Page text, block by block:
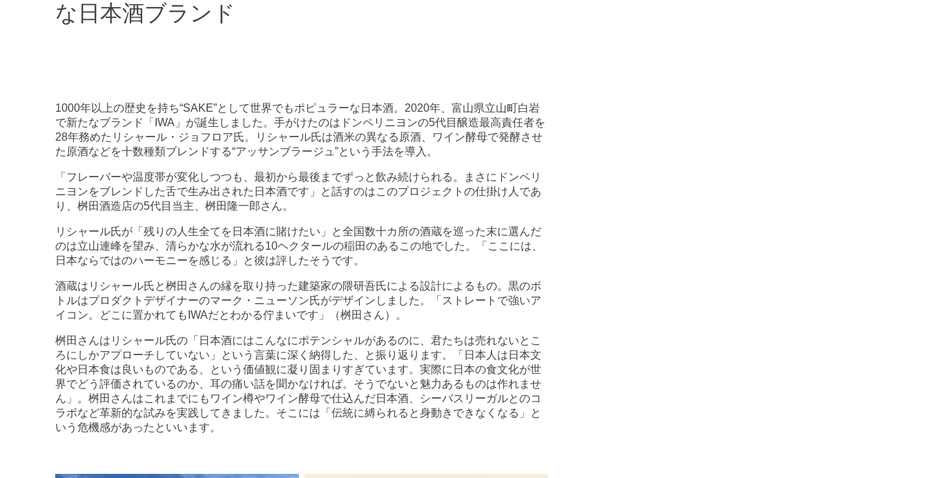
な日本酒ブランド
1000年以上の歴史を持ち“SAKE”として世界でもポピュラーな日本酒。2020年、富山県立山町白岩
で新たなブランド「IWA」が誕生しました。手がけたのはドンペリニヨンの5代目醸造最高責任者を
28年務めたリシャール・ジョフロア氏。リシャール氏は酒米の異なる原酒、ワイン酵母で発酵させ
た原酒などを十数種類ブレンドする“アッサンブラージュ”という手法を導入。
「フレーバーや温度帯が変化しつつも、最初から最後までずっと飲み続けられる。まさにドンペリ
ニヨンをブレンドした舌で生み出された日本酒です」と話すのはこのプロジェクトの仕掛け人であ
り、桝田酒造店の5代目当主、桝田隆一郎さん。
リシャール氏が「残りの人生全てを日本酒に賭けたい」と全国数十カ所の酒蔵を巡った末に選んだ
のは立山連峰を望み、清らかな水が流れる10ヘクタールの稲田のあるこの地でした。「ここには、
日本ならではのハーモニーを感じる」と彼は評したそうです。
酒蔵はリシャール氏と桝田さんの縁を取り持った建築家の隈研吾氏による設計によるもの。黒のボ
トルはプロダクトデザイナーのマーク・ニューソン氏がデザインしました。「ストレートで強いア
イコン。どこに置かれてもIWAだとわかる佇まいです」（桝田さん）。
桝田さんはリシャール氏の「日本酒にはこんなにポテンシャルがあるのに、君たちは売れないとこ
ろにしかアプローチしていない」という言葉に深く納得した、と振り返ります。「日本人は日本文
化や日本食は良いものである、という価値観に凝り固まりすぎています。実際に日本の食文化が世
界でどう評価されているのか、耳の痛い話を聞かなければ。そうでないと魅力あるものは作れませ
ん」。桝田さんはこれまでにもワイン樽やワイン酵母で仕込んだ日本酒、シーバスリーガルとのコ
ラボなど革新的な試みを実践してきました。そこには「伝統に縛られると身動きできなくなる」と
いう危機感があったといいます。